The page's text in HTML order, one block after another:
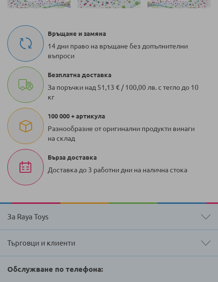
Връщане и замяна
14 дни право на връщане без допълнителни
въпроси
Безплатна доставка
За поръчки над 51,13 € / 100,00 лв. с тегло до 10
кг
100 000 + артикула
Разнообразие от оригинални продукти винаги
на склад
Бърза доставка
Доставка до 3 работни дни на налична стока
За Raya Toys
Търговци и клиенти
Обслужване по телефона: